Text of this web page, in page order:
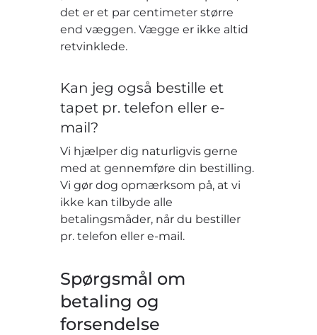
det er et par centimeter større
end væggen. Vægge er ikke altid
retvinklede.
Kan jeg også bestille et
tapet pr. telefon eller e-
mail?
Vi hjælper dig naturligvis gerne
med at gennemføre din bestilling.
Vi gør dog opmærksom på, at vi
ikke kan tilbyde alle
betalingsmåder, når du bestiller
pr. telefon eller e-mail.
Spørgsmål om
betaling og
forsendelse